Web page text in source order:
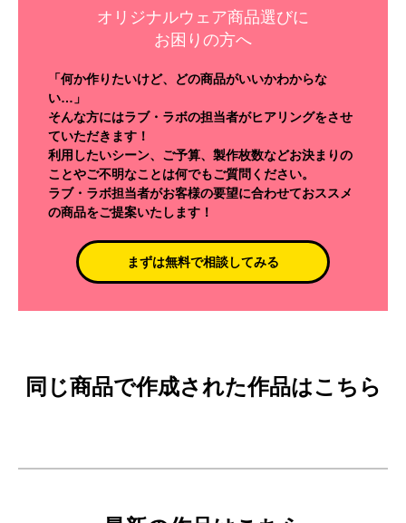
オリジナルウェア商品選びに
お困りの方へ
「何か作りたいけど、どの商品がいいかわからな
い…」
そんな方にはラブ・ラボの担当者がヒアリングをさせ
ていただきます！
利用したいシーン、ご予算、製作枚数などお決まりの
ことやご不明なことは何でもご質問ください。
ラブ・ラボ担当者がお客様の要望に合わせておススメ
の商品をご提案いたします！
まずは無料で相談してみる
同じ商品で作成された作品はこちら